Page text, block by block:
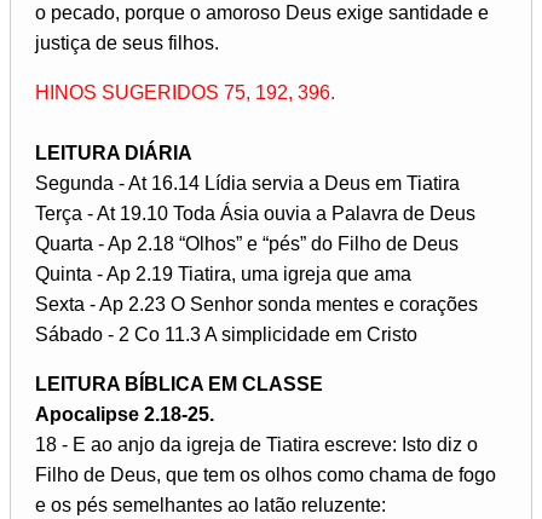
o pecado, porque o amoroso Deus exige santidade e
justiça de seus filhos.
HINOS SUGERIDOS 75, 192, 396.
LEITURA DIÁRIA
Segunda - At 16.14 Lídia servia a Deus em Tiatira
Terça - At 19.10 Toda Ásia ouvia a Palavra de Deus
Quarta - Ap 2.18 “Olhos” e “pés” do Filho de Deus
Quinta - Ap 2.19 Tiatira, uma igreja que ama
Sexta - Ap 2.23 O Senhor sonda mentes e corações
Sábado - 2 Co 11.3 A simplicidade em Cristo
LEITURA BÍBLICA EM CLASSE
Apocalipse 2.18-25.
18 - E ao anjo da igreja de Tiatira escreve: Isto diz o
Filho de Deus, que tem os olhos como chama de fogo
e os pés semelhantes ao latão reluzente: